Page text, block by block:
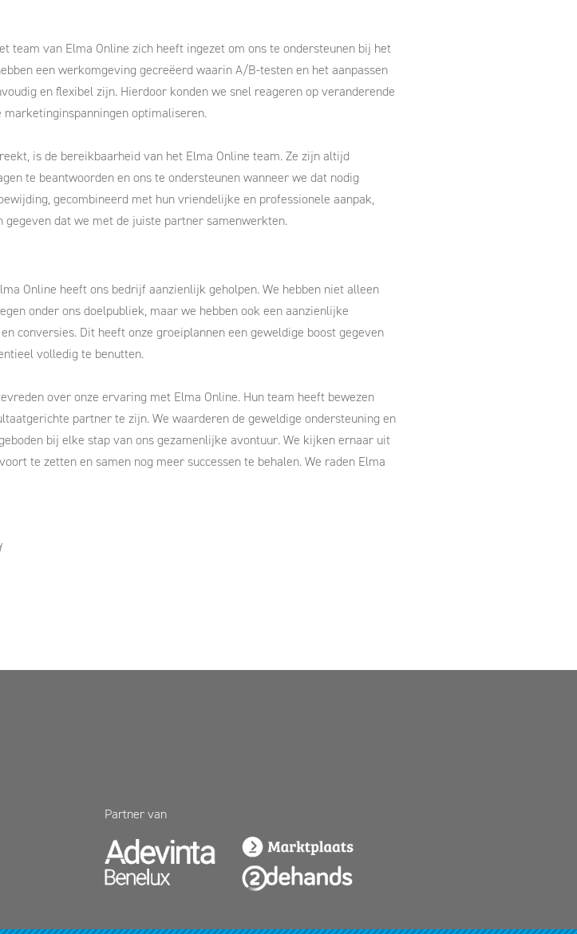
team van Elma Online zich heeft ingezet om ons te ondersteunen bij het
een werkomgeving gecreëerd waarin A/B-testen en het aanpassen
en flexibel zijn. Hierdoor konden we snel reageren op veranderende
marketinginspanningen optimaliseren.
is de bereikbaarheid van het Elma Online team. Ze zijn altijd
te beantwoorden en ons te ondersteunen wanneer we dat nodig
gecombineerd met hun vriendelijke en professionele aanpak,
gegeven dat we met de juiste partner samenwerkten.
Online heeft ons bedrijf aanzienlijk geholpen. We hebben niet alleen
onder ons doelpubliek, maar we hebben ook een aanzienlijke
conversies. Dit heeft onze groeiplannen een geweldige boost gegeven
volledig te benutten.
over onze ervaring met Elma Online. Hun team heeft bewezen
partner te zijn. We waarderen de geweldige ondersteuning en
bij elke stap van ons gezamenlijke avontuur. We kijken ernaar uit
te zetten en samen nog meer successen te behalen. We raden Elma
Partner van